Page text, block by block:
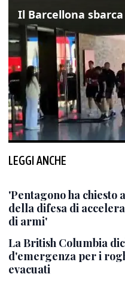
LEGGI ANCHE
'Pentagono ha chiesto
della difesa di
di armi'
La British Columbia
d'emergenza per i
evacuati